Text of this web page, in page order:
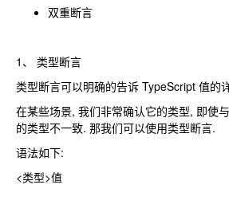
双重断言
1、 类型断言
类型断言可以明确的告诉 TypeScript 值的
在某些场景, 我们非常确认它的类型, 即使
的类型不一致. 那我们可以使用类型断言.
语法如下:
<类型>值